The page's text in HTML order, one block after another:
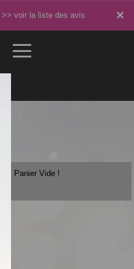
×
>> voir la liste des avis ×
Panier Vide !